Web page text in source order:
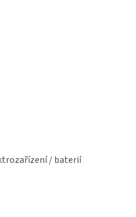
/ baterií